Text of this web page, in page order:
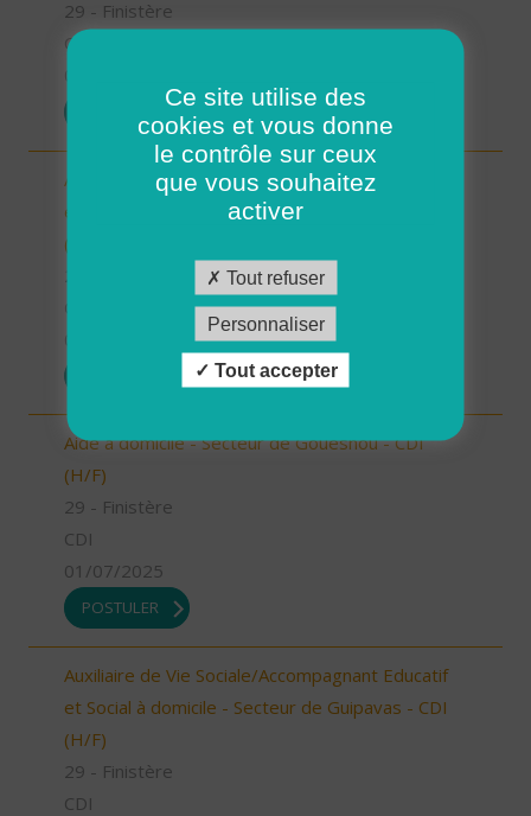
29 - Finistère
CDI
Auxiliaire de Vie Sociale/Accompagnant Educatif
et Social à domicile - Secteur de Plouzané - CDI
(H/F)
Aide à domicile - Secteur de Gouesnou - CDI
(H/F)
29 - Finistère
CDI
01/07/2025
POSTULER
Auxiliaire de Vie Sociale/Accompagnant Educatif
et Social à domicile - Secteur de Guipavas - CDI
(H/F)
29 - Finistère
CDI
Ce site utilise des
cookies et vous donne
le contrôle sur ceux
que vous souhaitez
activer
Tout refuser
Personnaliser
Tout accepter